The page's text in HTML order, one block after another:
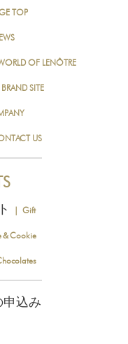
TOP
OF LENÔTRE
BRAND SITE
US
｜ Gift
＆Cookie
申込み